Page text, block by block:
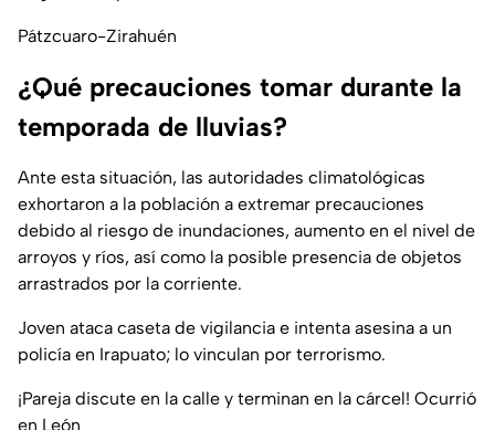
Pátzcuaro-Zirahuén
¿Qué precauciones tomar durante la
temporada de lluvias?
Ante esta situación, las autoridades climatológicas
exhortaron a la población a extremar precauciones
debido al riesgo de inundaciones, aumento en el nivel de
arroyos y ríos, así como la posible presencia de objetos
arrastrados por la corriente.
Joven ataca caseta de vigilancia e intenta asesina a un
policía en Irapuato; lo vinculan por terrorismo.
¡Pareja discute en la calle y terminan en la cárcel! Ocurrió
en León